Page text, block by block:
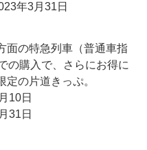
年3月31日
の特急列車（普通車指
の購入で、さらにお得に
の片道きっぷ。
10日
31日